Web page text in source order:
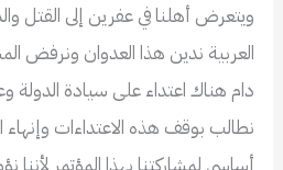
ويتعرض أهلنا في عفرين إلى القتل
العربية ندين هذا العدوان ونرفض
دام هناك اعتداء على سيادة الدولة
نطالب بوقف هذه الاعتداءات وإنهاء